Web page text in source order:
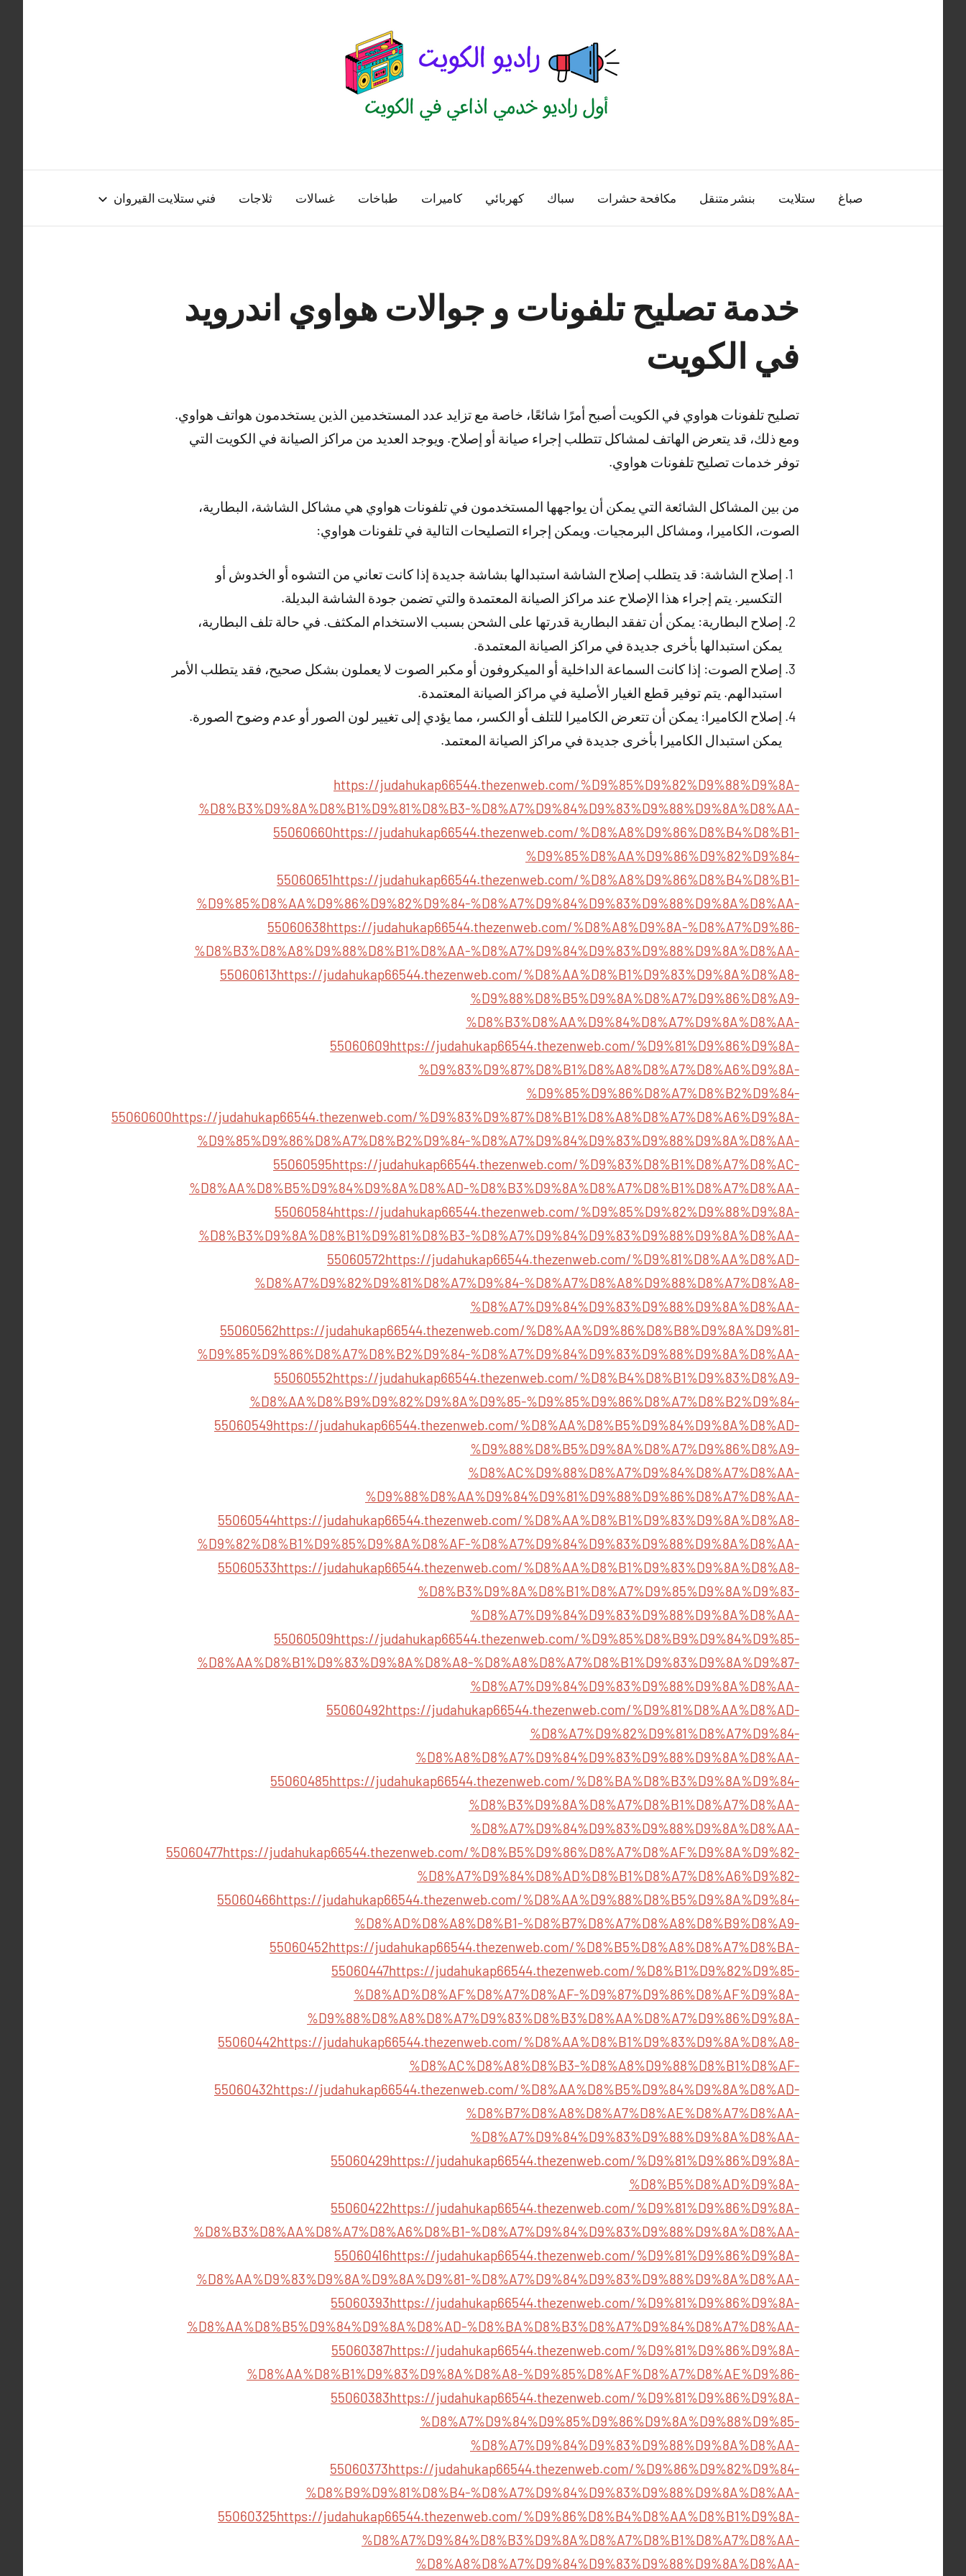
الكويت
منصة
اذاعية
صباغ ستلايت بنشر متنقل مكافحة حشرات سباك كهربائي كاميرات طباخات غسالات ثلاجات فني ستلايت القيروان
خدمة تصليح تلفونات و جوالات هواوي اندرويد
في الكويت
تصليح تلفونات هواوي في الكويت أصبح أمرًا شائعًا، خاصة مع تزايد عدد المستخدمين الذين يستخدمون هواتف هواوي.
ومع ذلك، قد يتعرض الهاتف لمشاكل تتطلب إجراء صيانة أو إصلاح. ويوجد العديد من مراكز الصيانة في الكويت التي
توفر خدمات تصليح تلفونات هواوي.
من بين المشاكل الشائعة التي يمكن أن يواجهها المستخدمون في تلفونات هواوي هي مشاكل الشاشة، البطارية،
الصوت، الكاميرا، ومشاكل البرمجيات. ويمكن إجراء التصليحات التالية في تلفونات هواوي:
إصلاح الشاشة: قد يتطلب إصلاح الشاشة استبدالها بشاشة جديدة إذا كانت تعاني من التشوه أو الخدوش أو
التكسير. يتم إجراء هذا الإصلاح عند مراكز الصيانة المعتمدة والتي تضمن جودة الشاشة البديلة.
إصلاح البطارية: يمكن أن تفقد البطارية قدرتها على الشحن بسبب الاستخدام المكثف. في حالة تلف البطارية،
يمكن استبدالها بأخرى جديدة في مراكز الصيانة المعتمدة.
إصلاح الصوت: إذا كانت السماعة الداخلية أو الميكروفون أو مكبر الصوت لا يعملون بشكل صحيح، فقد يتطلب الأمر
استبدالهم. يتم توفير قطع الغيار الأصلية في مراكز الصيانة المعتمدة.
إصلاح الكاميرا: يمكن أن تتعرض الكاميرا للتلف أو الكسر، مما يؤدي إلى تغيير لون الصور أو عدم وضوح الصورة.
يمكن استبدال الكاميرا بأخرى جديدة في مراكز الصيانة المعتمد.
https://judahukap66544.thezenweb.com/%D9%85%D9%82%D9%88%D9%8A-
%D8%B3%D9%8A%D8%B1%D9%81%D8%B3-%D8%A7%D9%84%D9%83%D9%88%D9%8A%D8%AA-
55060660https://judahukap66544.thezenweb.com/%D8%A8%D9%86%D8%B4%D8%B1-
%D9%85%D8%AA%D9%86%D9%82%D9%84-
55060651https://judahukap66544.thezenweb.com/%D8%A8%D9%86%D8%B4%D8%B1-
%D9%85%D8%AA%D9%86%D9%82%D9%84-%D8%A7%D9%84%D9%83%D9%88%D9%8A%D8%AA-
55060638https://judahukap66544.thezenweb.com/%D8%A8%D9%8A-%D8%A7%D9%86-
%D8%B3%D8%A8%D9%88%D8%B1%D8%AA-%D8%A7%D9%84%D9%83%D9%88%D9%8A%D8%AA-
55060613https://judahukap66544.thezenweb.com/%D8%AA%D8%B1%D9%83%D9%8A%D8%A8-
%D9%88%D8%B5%D9%8A%D8%A7%D9%86%D8%A9-
%D8%B3%D8%AA%D9%84%D8%A7%D9%8A%D8%AA-
55060609https://judahukap66544.thezenweb.com/%D9%81%D9%86%D9%8A-
%D9%83%D9%87%D8%B1%D8%A8%D8%A7%D8%A6%D9%8A-
%D9%85%D9%86%D8%A7%D8%B2%D9%84-
55060600https://judahukap66544.thezenweb.com/%D9%83%D9%87%D8%B1%D8%A8%D8%A7%D8%A6%D9%8A-
%D9%85%D9%86%D8%A7%D8%B2%D9%84-%D8%A7%D9%84%D9%83%D9%88%D9%8A%D8%AA-
55060595https://judahukap66544.thezenweb.com/%D9%83%D8%B1%D8%A7%D8%AC-
%D8%AA%D8%B5%D9%84%D9%8A%D8%AD-%D8%B3%D9%8A%D8%A7%D8%B1%D8%A7%D8%AA-
55060584https://judahukap66544.thezenweb.com/%D9%85%D9%82%D9%88%D9%8A-
%D8%B3%D9%8A%D8%B1%D9%81%D8%B3-%D8%A7%D9%84%D9%83%D9%88%D9%8A%D8%AA-
55060572https://judahukap66544.thezenweb.com/%D9%81%D8%AA%D8%AD-
%D8%A7%D9%82%D9%81%D8%A7%D9%84-%D8%A7%D8%A8%D9%88%D8%A7%D8%A8-
%D8%A7%D9%84%D9%83%D9%88%D9%8A%D8%AA-
55060562https://judahukap66544.thezenweb.com/%D8%AA%D9%86%D8%B8%D9%8A%D9%81-
%D9%85%D9%86%D8%A7%D8%B2%D9%84-%D8%A7%D9%84%D9%83%D9%88%D9%8A%D8%AA-
55060552https://judahukap66544.thezenweb.com/%D8%B4%D8%B1%D9%83%D8%A9-
%D8%AA%D8%B9%D9%82%D9%8A%D9%85-%D9%85%D9%86%D8%A7%D8%B2%D9%84-
55060549https://judahukap66544.thezenweb.com/%D8%AA%D8%B5%D9%84%D9%8A%D8%AD-
%D9%88%D8%B5%D9%8A%D8%A7%D9%86%D8%A9-
%D8%AC%D9%88%D8%A7%D9%84%D8%A7%D8%AA-
%D9%88%D8%AA%D9%84%D9%81%D9%88%D9%86%D8%A7%D8%AA-
55060544https://judahukap66544.thezenweb.com/%D8%AA%D8%B1%D9%83%D9%8A%D8%A8-
%D9%82%D8%B1%D9%85%D9%8A%D8%AF-%D8%A7%D9%84%D9%83%D9%88%D9%8A%D8%AA-
55060533https://judahukap66544.thezenweb.com/%D8%AA%D8%B1%D9%83%D9%8A%D8%A8-
%D8%B3%D9%8A%D8%B1%D8%A7%D9%85%D9%8A%D9%83-
%D8%A7%D9%84%D9%83%D9%88%D9%8A%D8%AA-
55060509https://judahukap66544.thezenweb.com/%D9%85%D8%B9%D9%84%D9%85-
%D8%AA%D8%B1%D9%83%D9%8A%D8%A8-%D8%A8%D8%A7%D8%B1%D9%83%D9%8A%D9%87-
%D8%A7%D9%84%D9%83%D9%88%D9%8A%D8%AA-
55060492https://judahukap66544.thezenweb.com/%D9%81%D8%AA%D8%AD-
%D8%A7%D9%82%D9%81%D8%A7%D9%84-
%D8%A8%D8%A7%D9%84%D9%83%D9%88%D9%8A%D8%AA-
55060485https://judahukap66544.thezenweb.com/%D8%BA%D8%B3%D9%8A%D9%84-
%D8%B3%D9%8A%D8%A7%D8%B1%D8%A7%D8%AA-
%D8%A7%D9%84%D9%83%D9%88%D9%8A%D8%AA-
55060477https://judahukap66544.thezenweb.com/%D8%B5%D9%86%D8%A7%D8%AF%D9%8A%D9%82-
%D8%A7%D9%84%D8%AD%D8%B1%D8%A7%D8%A6%D9%82-
55060466https://judahukap66544.thezenweb.com/%D8%AA%D9%88%D8%B5%D9%8A%D9%84-
%D8%AD%D8%A8%D8%B1-%D8%B7%D8%A7%D8%A8%D8%B9%D8%A9-
55060452https://judahukap66544.thezenweb.com/%D8%B5%D8%A8%D8%A7%D8%BA-
55060447https://judahukap66544.thezenweb.com/%D8%B1%D9%82%D9%85-
%D8%AD%D8%AF%D8%A7%D8%AF-%D9%87%D9%86%D8%AF%D9%8A-
%D9%88%D8%A8%D8%A7%D9%83%D8%B3%D8%AA%D8%A7%D9%86%D9%8A-
55060442https://judahukap66544.thezenweb.com/%D8%AA%D8%B1%D9%83%D9%8A%D8%A8-
%D8%AC%D8%A8%D8%B3-%D8%A8%D9%88%D8%B1%D8%AF-
55060432https://judahukap66544.thezenweb.com/%D8%AA%D8%B5%D9%84%D9%8A%D8%AD-
%D8%B7%D8%A8%D8%A7%D8%AE%D8%A7%D8%AA-
%D8%A7%D9%84%D9%83%D9%88%D9%8A%D8%AA-
55060429https://judahukap66544.thezenweb.com/%D9%81%D9%86%D9%8A-
%D8%B5%D8%AD%D9%8A-
55060422https://judahukap66544.thezenweb.com/%D9%81%D9%86%D9%8A-
%D8%B3%D8%AA%D8%A7%D8%A6%D8%B1-%D8%A7%D9%84%D9%83%D9%88%D9%8A%D8%AA-
55060416https://judahukap66544.thezenweb.com/%D9%81%D9%86%D9%8A-
%D8%AA%D9%83%D9%8A%D9%8A%D9%81-%D8%A7%D9%84%D9%83%D9%88%D9%8A%D8%AA-
55060393https://judahukap66544.thezenweb.com/%D9%81%D9%86%D9%8A-
%D8%AA%D8%B5%D9%84%D9%8A%D8%AD-%D8%BA%D8%B3%D8%A7%D9%84%D8%A7%D8%AA-
55060387https://judahukap66544.thezenweb.com/%D9%81%D9%86%D9%8A-
%D8%AA%D8%B1%D9%83%D9%8A%D8%A8-%D9%85%D8%AF%D8%A7%D8%AE%D9%86-
55060383https://judahukap66544.thezenweb.com/%D9%81%D9%86%D9%8A-
%D8%A7%D9%84%D9%85%D9%86%D9%8A%D9%88%D9%85-
%D8%A7%D9%84%D9%83%D9%88%D9%8A%D8%AA-
55060373https://judahukap66544.thezenweb.com/%D9%86%D9%82%D9%84-
%D8%B9%D9%81%D8%B4-%D8%A7%D9%84%D9%83%D9%88%D9%8A%D8%AA-
55060325https://judahukap66544.thezenweb.com/%D9%86%D8%B4%D8%AA%D8%B1%D9%8A-
%D8%A7%D9%84%D8%B3%D9%8A%D8%A7%D8%B1%D8%A7%D8%AA-
%D8%A8%D8%A7%D9%84%D9%83%D9%88%D9%8A%D8%AA-